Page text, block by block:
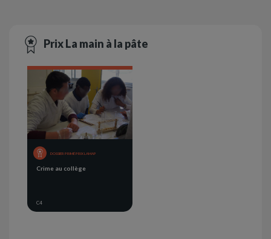
Prix La main à la pâte
DOSSIER PRIMÉ PRIX LAMAP
Crime au collège
C4